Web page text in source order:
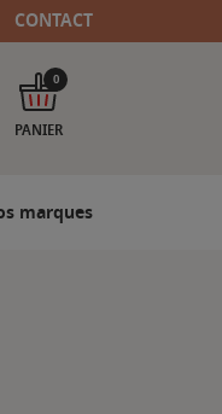
CONTACT
PANIER
0
marques